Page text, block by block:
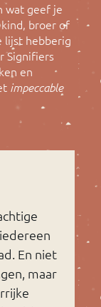
wat geef je
broer of
lijst hebberig
Signifiers
en
impeccable
En niet
maar